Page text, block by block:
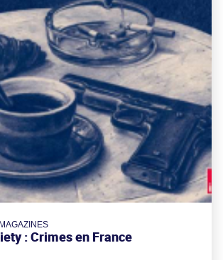
: Crimes en France